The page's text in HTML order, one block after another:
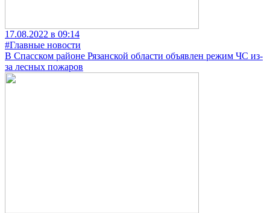
17.08.2022 в 09:14
#Главные новости
В Спасском районе Рязанской области объявлен режим ЧС из-
за лесных пожаров